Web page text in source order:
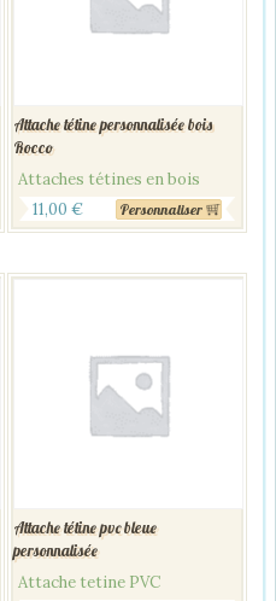
Attache tétine personnalisée bois
Rocco
Attaches tétines en bois
11,00 € Personnaliser
Attache tétine pvc bleue
personnalisée
Attache tetine PVC